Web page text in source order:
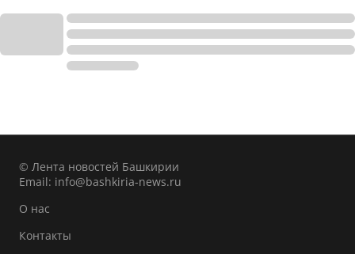
© Лента новостей Башкирии
Email: info@bashkiria-news.ru
О нас
Контакты